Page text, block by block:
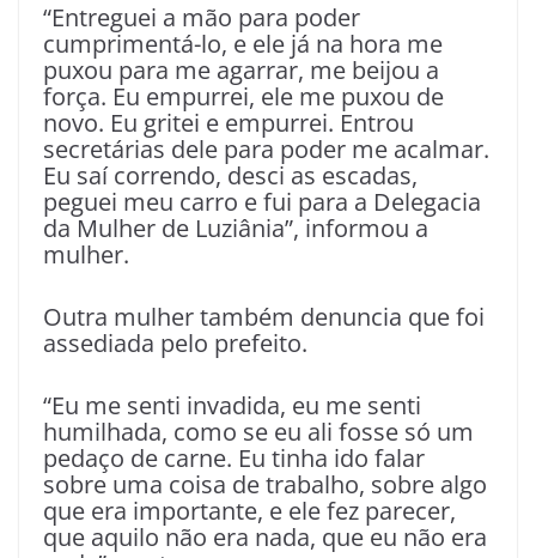
“Entreguei a mão para poder
cumprimentá-lo, e ele já na hora me
puxou para me agarrar, me beijou a
força. Eu empurrei, ele me puxou de
novo. Eu gritei e empurrei. Entrou
secretárias dele para poder me acalmar.
Eu saí correndo, desci as escadas,
peguei meu carro e fui para a Delegacia
da Mulher de Luziânia”, informou a
mulher.
Outra mulher também denuncia que foi
assediada pelo prefeito.
“Eu me senti invadida, eu me senti
humilhada, como se eu ali fosse só um
pedaço de carne. Eu tinha ido falar
sobre uma coisa de trabalho, sobre algo
que era importante, e ele fez parecer,
que aquilo não era nada, que eu não era